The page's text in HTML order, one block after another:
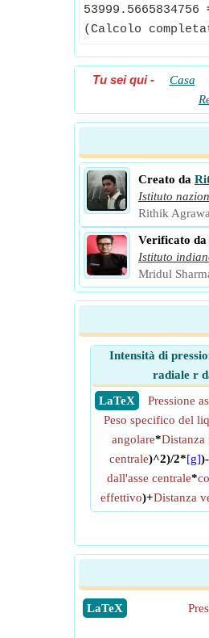
53999.5665834756
(Calcolo
Tu sei qui- Casa
Creato da
Istituto
Rithik
Verificato da
Istituto
Mridul
Intensità di
radiale r
​ LaTeX
Pressione
Peso specifico del
angolare*Distanza
centrale)^2)/2*[g])-
dall'asse centrale*
effettivo)+Distanza
​LaTeX